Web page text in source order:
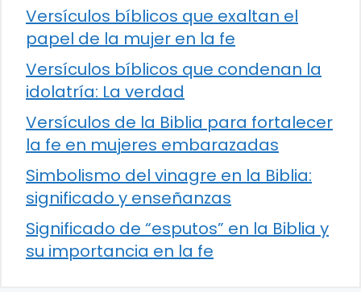
Versículos bíblicos que exaltan el
papel de la mujer en la fe
Versículos bíblicos que condenan la
idolatría: La verdad
Versículos de la Biblia para fortalecer
la fe en mujeres embarazadas
Simbolismo del vinagre en la Biblia:
significado y enseñanzas
Significado de “esputos” en la Biblia y
su importancia en la fe